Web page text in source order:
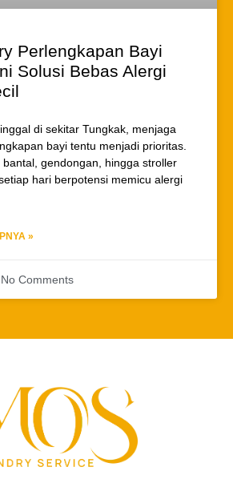
Perlengkapan Bayi
Solusi Bebas Alergi
di sekitar Tungkak, menjaga
bayi tentu menjadi prioritas.
gendongan, hingga stroller
hari berpotensi memicu alergi
»
No Comments